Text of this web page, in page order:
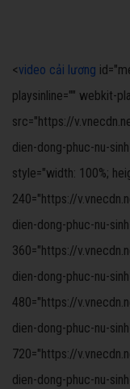
<video cải lương
playsinline="" webkit-
src="https://
dien-dong-phuc-nu-
style="width: 100%;
240="https://
dien-dong-phuc-nu-
360="https://
dien-dong-phuc-nu-
480="https://
dien-dong-phuc-nu-
720="https://
dien-dong-phuc-nu-